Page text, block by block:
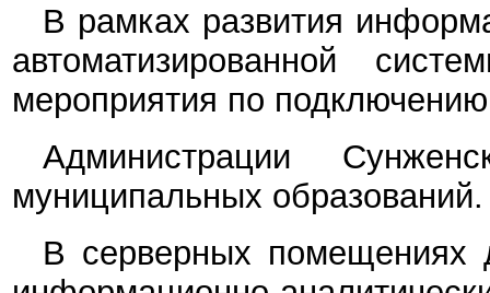
В рамках развития
автоматизированной
мероприятия по
Администрации
муниципальных образований.
В серверных помещениях